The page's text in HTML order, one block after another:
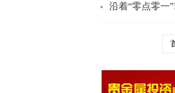
沿着“零点零一